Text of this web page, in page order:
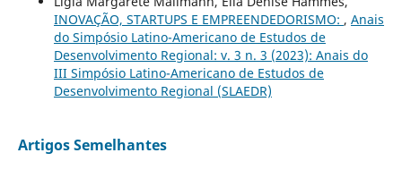
INOVAÇÃO, STARTUPS E EMPREENDEDORISMO: , Anais
do Simpósio Latino-Americano de Estudos de
Desenvolvimento Regional: v. 3 n. 3 (2023): Anais do
III Simpósio Latino-Americano de Estudos de
Desenvolvimento Regional (SLAEDR)
Artigos Semelhantes